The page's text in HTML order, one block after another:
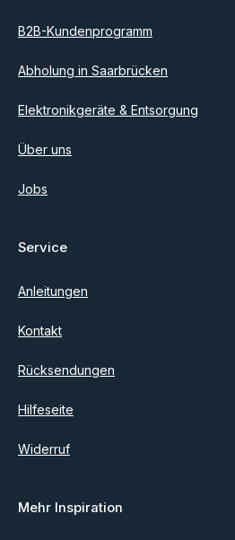
B2B-Kundenprogramm
Abholung in Saarbrücken
Elektronikgeräte & Entsorgung
Über uns
Jobs
Service
Anleitungen
Kontakt
Rücksendungen
Hilfeseite
Widerruf
Mehr Inspiration